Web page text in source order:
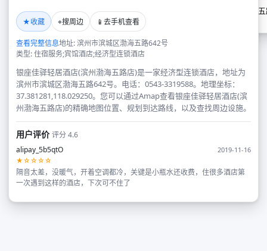
★收藏 ⌖搜周边 📱 去手机查看
查看完整信息地址: 滨州市滨城区渤海五路642号
类型: 住宿服务;宾馆酒店;经济型连锁酒店
银座佳驿轻居酒店(滨州渤海五路店)是一家经济型连锁酒店，地址为
滨州市滨城区渤海五路642号。电话：0543-3319588。地理坐标：
37.381281,118.029250。您可以通过Amap查看银座佳驿轻居酒店(滨
州渤海五路店)的精确地图位置、规划到达路线，以及查找周边设施。
用户评价评分 4.6
alipay_5b5qtO
2019-11-16
★☆☆☆☆
隔音太差，没暖气，开着空调都冷，关键是小瓶水还收费，住很多酒店第
一次遇到这样的酒店，下次可不住了
银座佳驿轻居酒店(滨州渤海